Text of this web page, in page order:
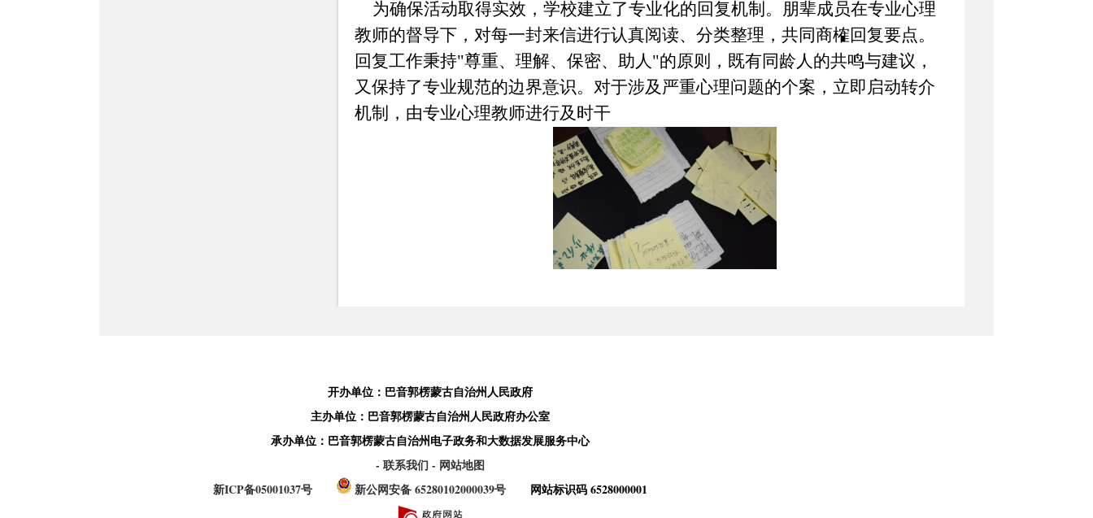
为确保活动取得实效，学校建立了专业化的回复机制。朋辈成员在专业心理
教师的督导下，对每一封来信进行认真阅读、分类整理，共同商榷回复要点。
回复工作秉持"尊重、理解、保密、助人"的原则，既有同龄人的共鸣与建议，
又保持了专业规范的边界意识。对于涉及严重心理问题的个案，立即启动转介
机制，由专业心理教师进行及时干
效触点。据统计，活动期间共收到学生
人际交往、家庭关系、自我成长等多个方面。许多同学在收到回信后表
示，“没想到自己的烦恼会被如此认真地对待”，感受到了“被看见、被理解的温
暖”。这一封封往返的信件，不仅为同学们提供了情绪疏导和心理支持，更在
校园内悄然营造了一种彼此关怀、积极求助的良好氛围，有效提升了学生的心
开办单位：巴音郭楞蒙古自治州人民政府
主办单位：巴音郭楞蒙古自治州人民政府办公室
承办单位：巴音郭楞蒙古自治州电子政务和大数据发展服务中心
- 联系我们- 网站地图
新ICP备05001037号
新公网安备 65280102000039号 网站标识码 6528000001